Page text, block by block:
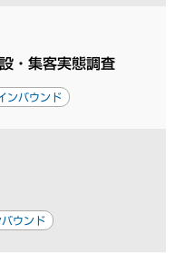
・集客実態調査
ンバウンド
ウンド